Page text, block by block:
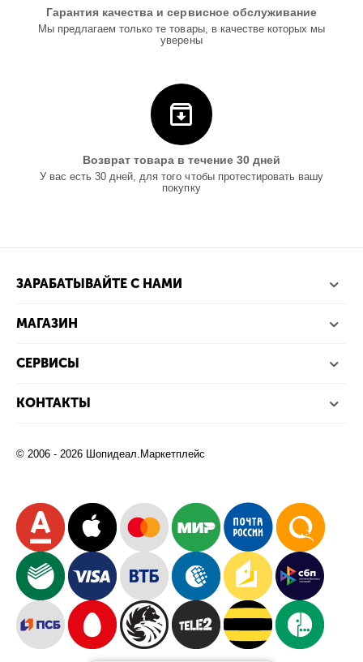
Гарантия качества и сервисное обслуживание
Мы предлагаем только те товары, в качестве которых мы
уверены
Возврат товара в течение 30 дней
У вас есть 30 дней, для того чтобы протестировать вашу
покупку
ЗАРАБАТЫВАЙТЕ С НАМИ
МАГАЗИН
СЕРВИСЫ
КОНТАКТЫ
© 2006 - 2026 Шопидеал.Маркетплейс